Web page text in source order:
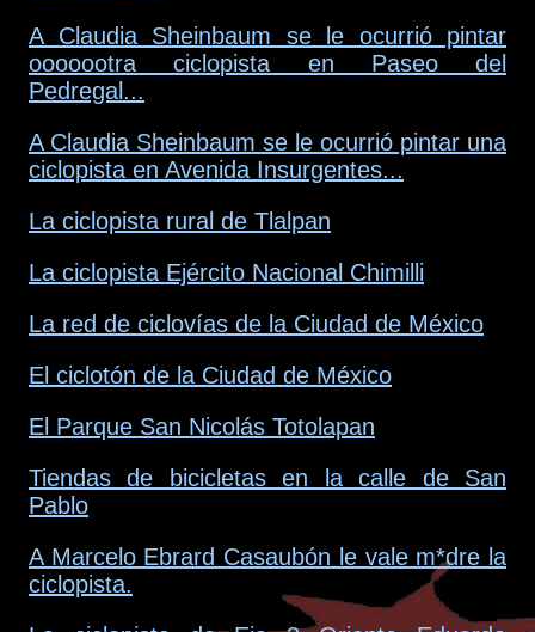
A Claudia Sheinbaum se le ocurrió pintar
ooooootra ciclopista en Paseo del
Pedregal...
A Claudia Sheinbaum se le ocurrió pintar una
ciclopista en Avenida Insurgentes...
La ciclopista rural de Tlalpan
La ciclopista Ejército Nacional Chimilli
La red de ciclovías de la Ciudad de México
El ciclotón de la Ciudad de México
El Parque San Nicolás Totolapan
Tiendas de bicicletas en la calle de San
Pablo
A Marcelo Ebrard Casaubón le vale m*dre la
ciclopista.